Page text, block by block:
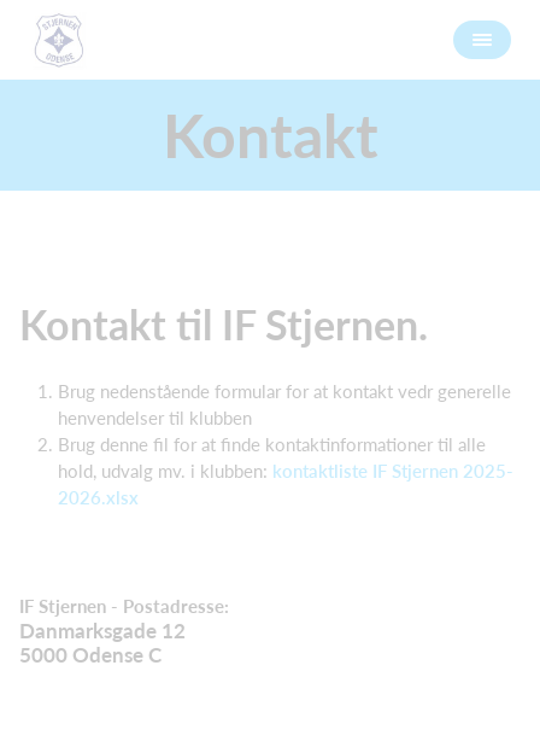
Kontakt
Kontakt til IF Stjernen.
Brug nedenstående formular for at kontakt vedr generelle
henvendelser til klubben
Brug denne fil for at finde kontaktinformationer til alle
hold, udvalg mv. i klubben: kontaktliste IF Stjernen 2025-
2026.xlsx
IF Stjernen - Postadresse:
Danmarksgade 12
5000 Odense C